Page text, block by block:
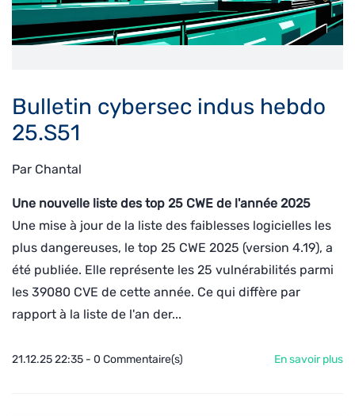
Bulletin cybersec indus hebdo
25.S51
Par Chantal
Une nouvelle liste des top 25 CWE de l'année 2025
Une mise à jour de la liste des faiblesses logicielles les
plus dangereuses, le top 25 CWE 2025 (version 4.19), a
été publiée. Elle représente les 25 vulnérabilités parmi
les 39080 CVE de cette année. Ce qui diffère par
rapport à la liste de l'an der...
21.12.25 22:35 - 0 Commentaire(s) En savoir plus